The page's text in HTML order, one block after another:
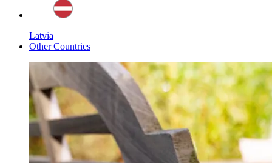
Latvia
Other Countries